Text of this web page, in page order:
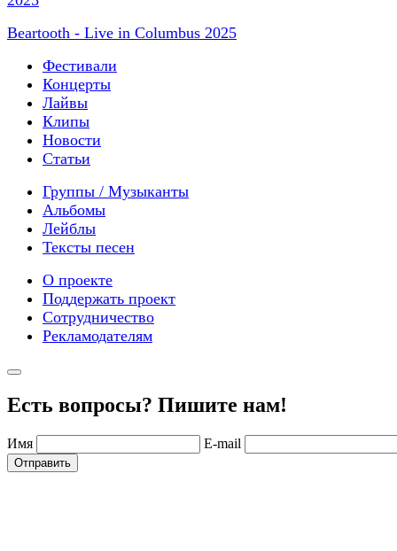
Beartooth - Live in Columbus 2025
Фестивали
Концерты
Лайвы
Клипы
Новости
Статьи
Группы / Музыканты
Альбомы
Лейблы
Тексты песен
О проекте
Поддержать проект
Сотрудничество
Рекламодателям
Есть вопросы? Пишите нам!
Имя E-mail